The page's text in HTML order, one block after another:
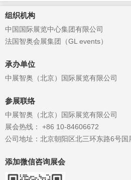
组织机构
中国国际展览中心集团有限公司
法国智奥会展集团（GL events）
承办单位
中展智奥（北京）国际展览有限公司
参展联络
中展智奥（北京）国际展览有限公司
展会热线： +86 10-84606672
公司地址：北京朝阳区北三环东路6号国
添加微信咨询展会